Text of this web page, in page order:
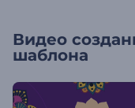
Видео
шаблона